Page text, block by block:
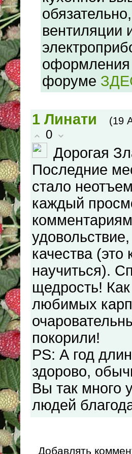
вентиляции
оформления
форуме
1 Линати (19
0
Дорогая
Последние
стало
каждый
качества (это
научиться).
щедрость! Как
любимых
покорили!
PS: А год
здорово,
Вы так много
людей
Добавлять